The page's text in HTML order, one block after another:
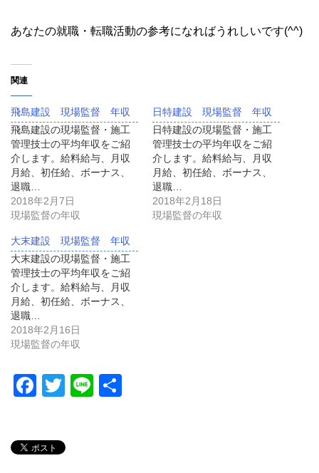
あなたの就職・転職活動の参考になればうれしいです(^^)
関連
飛島建設 現場監督 年収
飛島建設の現場監督・施工
管理技士の平均年収をご紹
介します。給料給与、月収
月給、初任給、ボーナス、
退職…
2018年2月7日
現場監督の年収
日特建設 現場監督 年収
日特建設の現場監督・施工
管理技士の平均年収をご紹
介します。給料給与、月収
月給、初任給、ボーナス、
退職…
2018年2月18日
現場監督の年収
大末建設 現場監督 年収
大末建設の現場監督・施工
管理技士の平均年収をご紹
介します。給料給与、月収
月給、初任給、ボーナス、
退職…
2018年2月16日
現場監督の年収
F
e
T
er
Li